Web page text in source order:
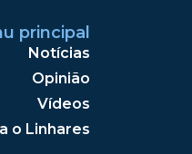
principal
Notícias
Opinião
Vídeos
o Linhares